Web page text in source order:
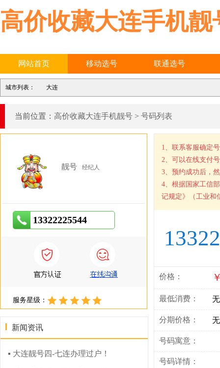
高价收藏大连手机靓
网站首页 移动选号 联通选号
城市列表： 大连
当前位置： 高价收藏大连手机靓号 > 号码列表
1、联系客服确定
2、可以在线支付
3、预约成功后，
4、根据国家工信
记规定》（工业和
价格：
最低消费：
分期价格： 无
号码寓意：
号码详情：
靓号 经纪人
13322225544
服务星级：
新闻资讯
▪ 大连靓号四-七连办理过户！